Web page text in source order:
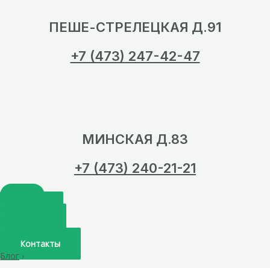
ПЕШЕ-СТРЕЛЕЦКАЯ Д.91
+7 (473) 247-42-47
МИНСКАЯ Д.83
+7 (473) 240-21-21
Контакты
Блог ›